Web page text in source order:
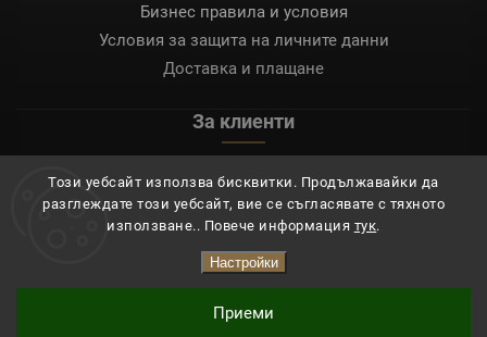
Този уебсайт използва бисквитки. Продължавайки да
разглеждате този уебсайт, вие се съгласявате с тяхното
използване.. Повече информация тук.
Настройки
Приеми
Бизнес правила и условия
Условия за защита на личните данни
Доставка и плащане
За клиенти
Регистрация
Вход
Mocafino.bg. Всички права запазени.